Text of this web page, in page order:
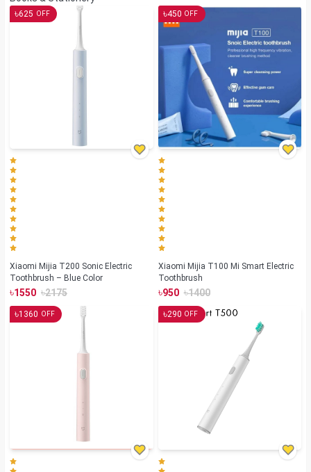
৳625 OFF
Xiaomi Mijia T200 Sonic Electric
Toothbrush – Blue Color
৳1550 ৳2175
৳450 OFF
Xiaomi Mijia T100 Mi Smart Electric
Toothbrush
৳950 ৳1400
৳1360 OFF ৳290 OFF